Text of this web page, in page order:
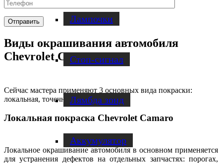
Лампочки
Стоп-сигнал
Лямбда зонд
Аккумулятор
Виды окрашивания автомобиля
Chevrolet Camaro
Сейчас мастера применяют 3 основных вида покраски:
локальная, точечная и капитальная.
Локальная покраска Chevrolet Camaro
Локальное окрашивание автомобиля в основном применяется
для устранения дефектов на отдельных запчастях: порогах,